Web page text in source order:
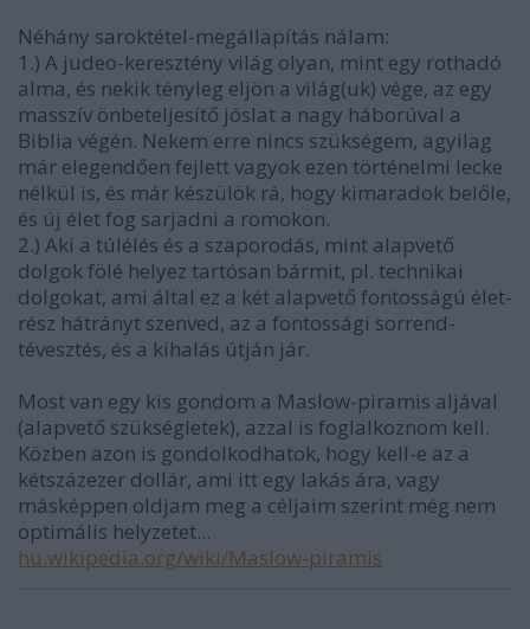
Néhány saroktétel-megállapítás nálam:
1.) A judeo-keresztény világ olyan, mint egy rothadó
alma, és nekik tényleg eljön a világ(uk) vége, az egy
masszív önbeteljesítő jóslat a nagy háborúval a
Biblia végén. Nekem erre nincs szükségem, agyilag
már elegendően fejlett vagyok ezen történelmi lecke
nélkül is, és már készülök rá, hogy kimaradok belőle,
és új élet fog sarjadni a romokon.
2.) Aki a túlélés és a szaporodás, mint alapvető
dolgok fölé helyez tartósan bármit, pl. technikai
dolgokat, ami által ez a két alapvető fontosságú élet-
rész hátrányt szenved, az a fontossági sorrend-
tévesztés, és a kihalás útján jár.
Most van egy kis gondom a Maslow-piramis aljával
(alapvető szükségletek), azzal is foglalkoznom kell.
Közben azon is gondolkodhatok, hogy kell-e az a
kétszázezer dollár, ami itt egy lakás ára, vagy
másképpen oldjam meg a céljaim szerint még nem
optimális helyzetet...
hu.wikipedia.org/wiki/Maslow-piramis